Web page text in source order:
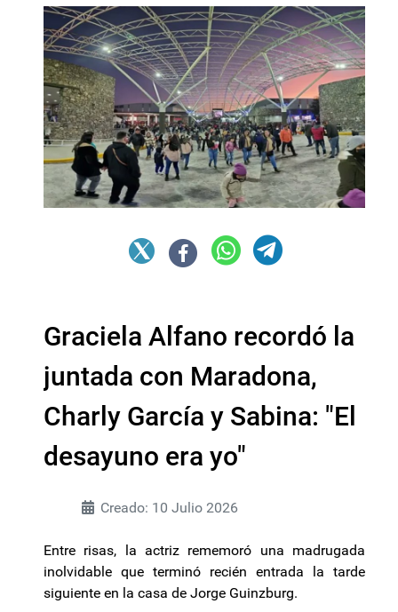
Graciela Alfano recordó la
juntada con Maradona,
Charly García y Sabina: "El
desayuno era yo"
Creado: 10 Julio 2026
Entre risas, la actriz rememoró una madrugada
inolvidable que terminó recién entrada la tarde
siguiente en la casa de Jorge Guinzburg.